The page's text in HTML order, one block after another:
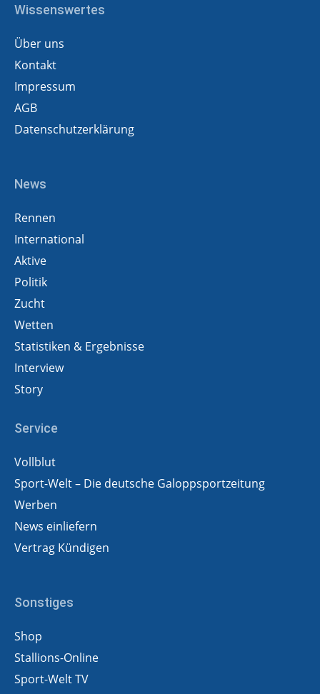
Wissenswertes
Über uns
Kontakt
Impressum
AGB
Datenschutzerklärung
News
Rennen
International
Aktive
Politik
Zucht
Wetten
Statistiken & Ergebnisse
Interview
Story
Service
Vollblut
Sport-Welt – Die deutsche Galoppsportzeitung
Werben
News einliefern
Vertrag Kündigen
Sonstiges
Shop
Stallions-Online
Sport-Welt TV